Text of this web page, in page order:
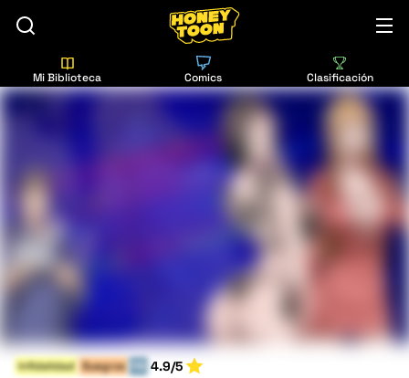
Mi Biblioteca Comics Clasificación
Infidelidad Suegros 4.9/5